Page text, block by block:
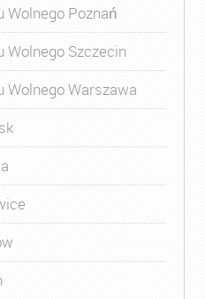
Wolnego Poznań
Wolnego Szczecin
Wolnego Warszawa